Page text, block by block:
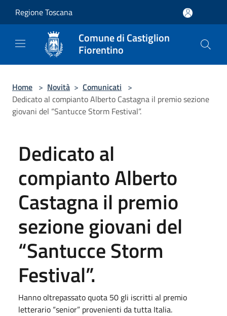
Regione Toscana
Comune di Castiglion
Fiorentino
Home > Novità > Comunicati >
Dedicato al compianto Alberto Castagna il premio sezione
giovani del “Santucce Storm Festival”.
Dedicato al
compianto Alberto
Castagna il premio
sezione giovani del
“Santucce Storm
Festival”.
Hanno oltrepassato quota 50 gli iscritti al premio
letterario “senior” provenienti da tutta Italia.